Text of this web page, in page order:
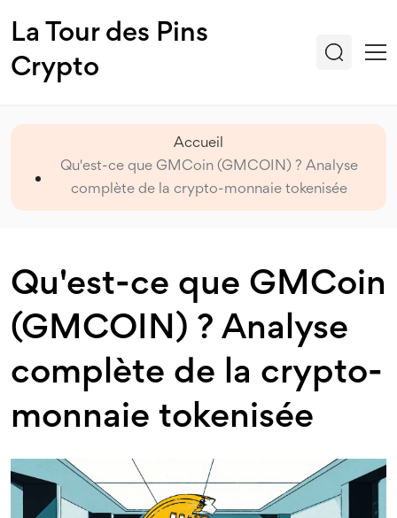
La Tour des Pins
Crypto
Accueil
Qu'est-ce que GMCoin (GMCOIN) ? Analyse
complète de la crypto-monnaie tokenisée
Qu'est-ce que GMCoin
(GMCOIN) ? Analyse
complète de la crypto-
monnaie tokenisée